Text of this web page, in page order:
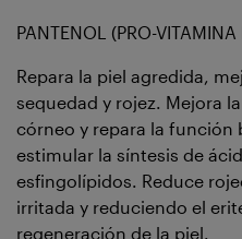
PANTENOL (PRO-VITAMINA
Repara la piel agredida,
sequedad y rojez. Mejora
córneo y repara la función
estimular la síntesis de
esfingolípidos. Reduce
irritada y reduciendo el
regeneración de la piel.